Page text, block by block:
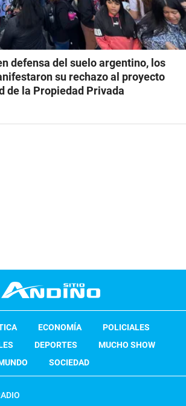
defensa del suelo argentino, los
su rechazo al proyecto
de la Propiedad Privada
ECONOMÍA
POLICIALES
DEPORTES
MUCHO SHOW
SOCIEDAD